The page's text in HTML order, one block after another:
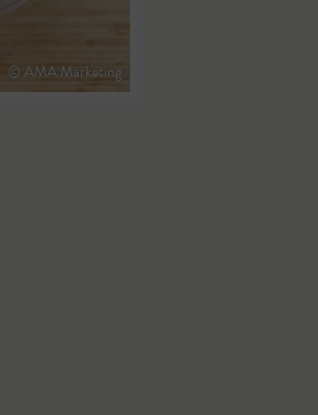
© AMA Marketing